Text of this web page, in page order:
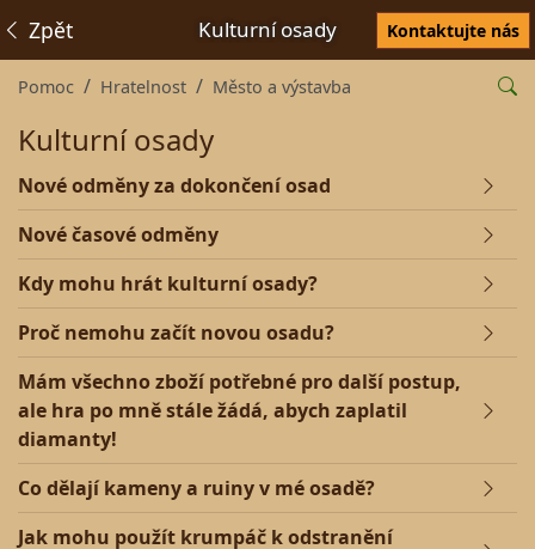
Kulturní osady
Zpět Kontaktujte nás
Pomoc Hratelnost Město a výstavba
Kulturní osady
Nové odměny za dokončení osad
Nové časové odměny
Kdy mohu hrát kulturní osady?
Proč nemohu začít novou osadu?
Mám všechno zboží potřebné pro další postup,
ale hra po mně stále žádá, abych zaplatil
diamanty!
Co dělají kameny a ruiny v mé osadě?
Jak mohu použít krumpáč k odstranění